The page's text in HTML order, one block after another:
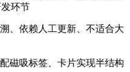
环节
、依赖人工更新、不适合大
磁吸标签、卡片实现半结构